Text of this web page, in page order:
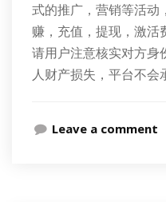
式的推广，营销等活动
赚，充值，提现，激活
请用户注意核实对方身
人财产损失，平台不会
Leave a comment